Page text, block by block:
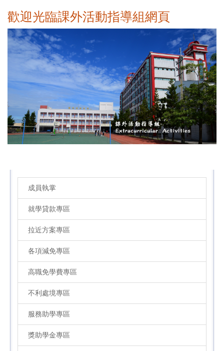
到
主
要
歡迎光臨課外活動指導組網頁
成員執掌
就學貸款專區
拉近方案專區
各項減免專區
高職免學費專區
不利處境專區
服務助學專區
獎助學金專區